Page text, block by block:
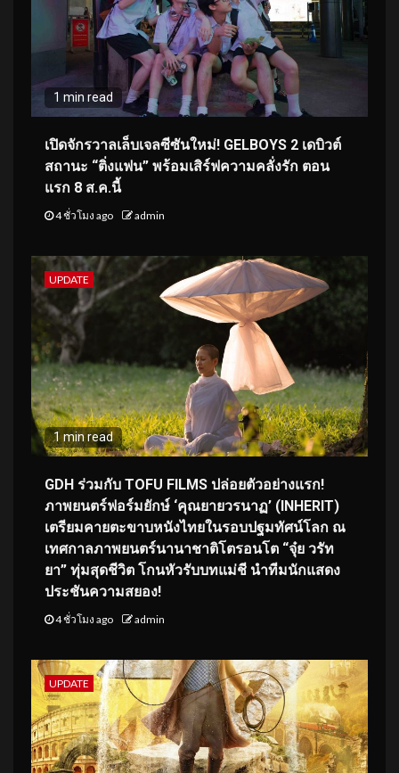
1 min read
เปิดจักรวาลเล็บเจลซีซันใหม่! GELBOYS 2 เดบิวต์
สถานะ “ติ่งแฟน” พร้อมเสิร์ฟความคลั่งรัก ตอน
แรก 8 ส.ค.นี้
4 ชั่วโมง ago admin
UPDATE
1 min read
GDH ร่วมกับ TOFU FILMS ปล่อยตัวอย่างแรก!
ภาพยนตร์ฟอร์มยักษ์ ‘คุณยายวรนาฏ’ (INHERIT)
เตรียมคายตะขาบหนังไทยในรอบปฐมทัศน์โลก ณ
เทศกาลภาพยนตร์นานาชาติโตรอนโต “จุ๋ย วรัท
ยา” ทุ่มสุดชีวิต โกนหัวรับบทแม่ชี นำทีมนักแสดง
ประชันความสยอง!
4 ชั่วโมง ago admin
UPDATE